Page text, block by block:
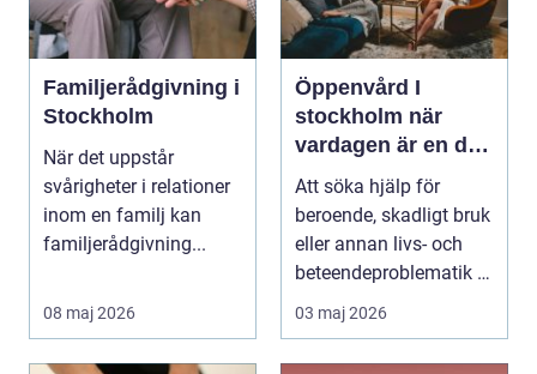
Familjerådgivning i
Stockholm
När det uppstår
svårigheter i relationer
inom en familj kan
familjerådgivning...
08 maj 2026
Öppenvård I
stockholm när
vardagen är en del
av behandlingen
Att söka hjälp för
beroende, skadligt bruk
eller annan livs- och
beteendeproblematik är
ett stort st...
03 maj 2026